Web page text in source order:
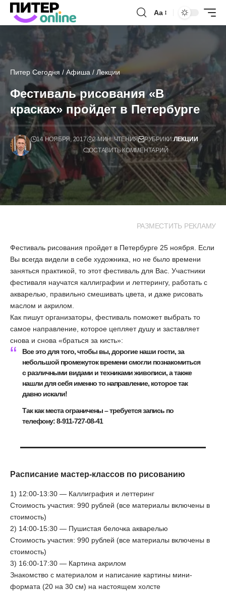
Аа
Питер Сегодня / Афиша / Лекции
Фестиваль рисования «В
красках» пройдет в Петербурге
14 НОЯБРЯ, 2017 2 МИН. ЧТЕНИЯ РУБРИКИ:ЛЕКЦИИ
ОСТАВИТЬ КОММЕНТАРИЙ
РАЗМЕСТИТЬ РЕКЛАМУ
Фестиваль рисования пройдет в Петербурге 25 ноября. Если
Вы всегда видели в себе художника, но не было времени
заняться практикой, то этот фестиваль для Вас. Участники
фестиваля научатся каллиграфии и леттерингу, работать с
акварелью, правильно смешивать цвета, и даже рисовать
маслом и акрилом.
Как пишут организаторы, фестиваль поможет выбрать то
самое направление, которое цепляет душу и заставляет
снова и снова «браться за кисть»:
Все это для того, чтобы вы, дорогие наши гости, за
небольшой промежуток времени смогли познакомиться
с различными видами и техниками живописи, а также
нашли для себя именно то направление, которое так
давно искали!
Так как места ограничены – требуется запись по
телефону:8-911-727-08-41
Расписание мастер-классов по рисованию
1) 12:00-13:30 — Каллиграфия и леттеринг
Стоимость участия: 990 рублей (все материалы включены в
стоимость)
2) 14:00-15:30 — Пушистая белочка акварелью
Стоимость участия: 990 рублей (все материалы включены в
стоимость)
3) 16:00-17:30 — Картина акрилом
Знакомство с материалом и написание картины мини-
формата (20 на 30 см) на настоящем холсте